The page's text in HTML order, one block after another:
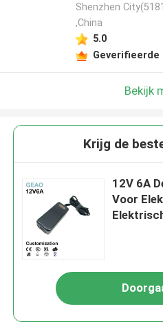
Shenzhen
,China
5.0
Geverifieerde
Bekijk
Krijg de
12V 6A
Voor